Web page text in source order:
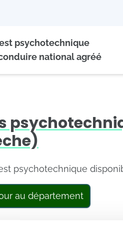
psychotechnique
national agréé
psychotechnique
au département